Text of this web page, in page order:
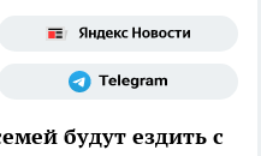
будут ездить с